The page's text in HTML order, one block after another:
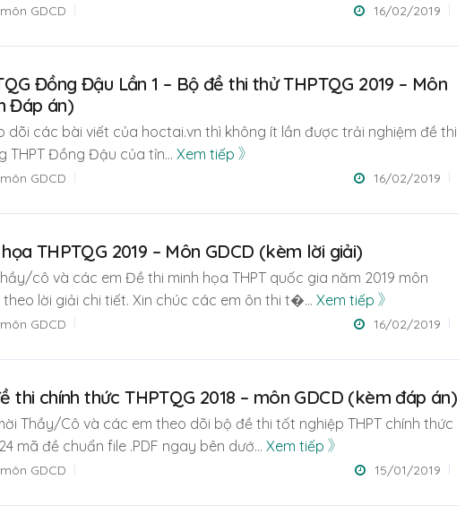
GDCD 16/02/2019
Đồng Đậu Lần 1 – Bộ đề thi thử THPTQG 2019 – Môn
Đáp án)
dõi các bài viết của hoctai.vn thì không ít lần được trải nghiệm đề thi
THPT Đồng Đậu của tỉn... Xem tiếp
GDCD 16/02/2019
THPTQG 2019 – Môn GDCD (kèm lời giải)
cô và các em Đề thi minh họa THPT quốc gia năm 2019 môn
theo lời giải chi tiết. Xin chúc các em ôn thi t�... Xem tiếp
GDCD 16/02/2019
thi chính thức THPTQG 2018 – môn GDCD (kèm đáp án)
Thầy/Cô và các em theo dõi bộ đề thi tốt nghiệp THPT chính thức
mã đề chuẩn file .PDF ngay bên dướ... Xem tiếp
GDCD 15/01/2019